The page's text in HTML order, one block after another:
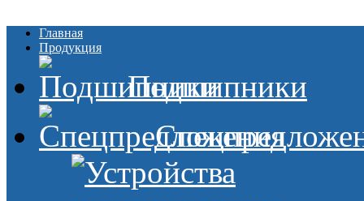
Главная
Продукция
Подшипники